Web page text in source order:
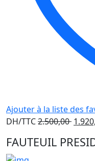
Ajouter à la liste des
DH/TTC2.500,00 Le
initial
FAUTEUIL